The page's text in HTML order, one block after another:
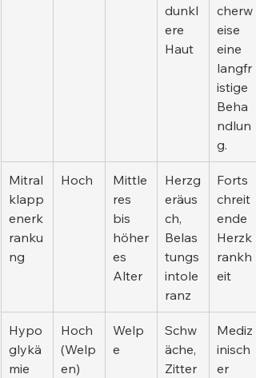
dunkl
ere
Haut
cherw
eise
eine
langfr
istige
Beha
ndlun
g.
Mitral
klapp
enerk
ranku
ng
Hoch
Mittle
res
bis
höher
es
Alter
Herzg
eräus
ch,
Belas
tungs
intole
ranz
Forts
chreit
ende
Herzk
rankh
eit
Hypo
glykä
mie
Hoch
(Welp
en)
Welp
e
Schw
äche,
Zitter
Mediz
inisch
er